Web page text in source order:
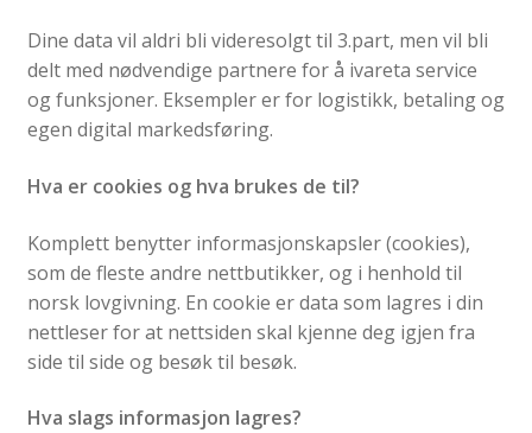
Dine data vil aldri bli videresolgt til 3.part, men vil bli
delt med nødvendige partnere for å ivareta service
og funksjoner. Eksempler er for logistikk, betaling og
egen digital markedsføring.
Hva er cookies og hva brukes de til?
Komplett benytter informasjonskapsler (cookies),
som de fleste andre nettbutikker, og i henhold til
norsk lovgivning. En cookie er data som lagres i din
nettleser for at nettsiden skal kjenne deg igjen fra
side til side og besøk til besøk.
Hva slags informasjon lagres?